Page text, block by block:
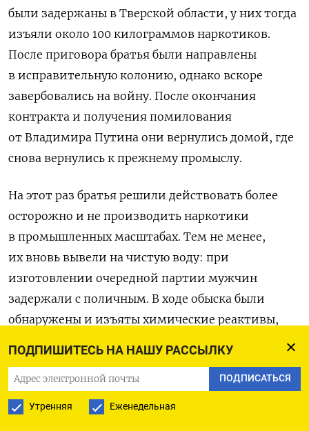
ПОДПИШИТЕСЬ НА НАШУ РАССЫЛКУ
ПОДПИСАТЬСЯ
Утренняя Еженедельная
были задержаны в Тверской области, у них тогда
изъяли около 100 килограммов наркотиков.
После приговора братья были направлены
в исправительную колонию, однако вскоре
завербовались на войну. После окончания
контракта и получения помилования
от Владимира Путина они вернулись домой, где
снова вернулись к прежнему промыслу.
На этот раз братья решили действовать более
осторожно и не производить наркотики
в промышленных масштабах. Тем не менее,
их вновь вывели на чистую воду: при
изготовлении очередной партии мужчин
задержали с поличным. В ходе обыска были
обнаружены и изъяты химические реактивы,
специализированное оборудование и 483 грамма
мефедрона, уже подготовленного к сбыту.
Согласно данным МВД РФ, в 2024 году на фоне
возвращения с фронта бывших осужденных